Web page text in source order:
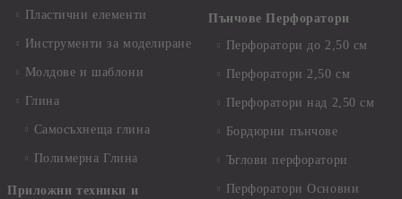
Пластични елементи
Инструменти за моделиране
Молдове и шаблони
Глина
Самосъхнеща глина
Полимерна Глина
Приложни техники и
Пънчове Перфоратори
Перфоратори до 2,50 см
Перфоратори 2,50 см
Перфоратори над 2,50 см
Бордюрни пънчове
Ъглови перфоратори
Перфоратори Основни